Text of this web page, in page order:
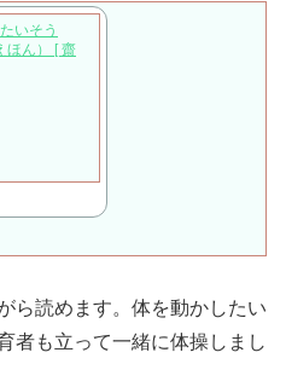
いそう
ほん） [ 齋
ら読めます。体を動かしたい
者も立って一緒に体操しまし